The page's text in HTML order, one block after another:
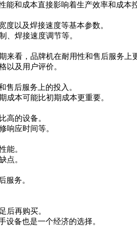
成本直接影响着生产效率和成本
以及焊接速度等基本参数。
焊接速度调节等。
看，品牌机在耐用性和售后服务上
及用户评价。
后服务上的投入。
本可能比初期成本更重要。
的设备。
应时间等。
能。
点。
务。
再购买。
备也是一个经济的选择。